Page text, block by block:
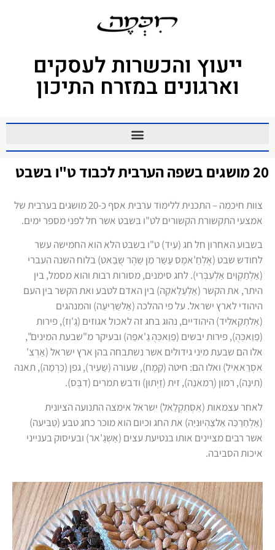
ייעוץ והכשרות לעסקים
וארגונים במזרח התיכון
20 מושגים בשפה הערבית לכבוד ט"ו בשבט
צוות חיכמה – התכנית ללימוד ערבית אסף כ-20 מושגים בערבית של
אמצעי התקשורת הקשורים לט"ו בשבט אשר חל לפני מספר ימים.
בשבוע האחרון חל חג (עִיד) ט"ו בשבט הלא הוא החמישה עשר
לחודש שבט (אֶלְחַ'אמֶס עַשַר מִן שַהֶר שֻבַאט) בלוח השנה העברי
(אַלְתַקְוִים אַלְעִבְּרִי). לחג סימנים, מסורות רבות והוא מסמל, בין
היתר, את הקשר (אַלְעַלַאקַה) בין האדם לטבע ואת הקשר בין העם
היהודי לארץ ישראל. על פי ההלכה (אַלשַרִיעַה) והמנהגים
(אַלתַקַאלִיד) היהודיים, נהוג בחג זה לאכול אגוזים (גַ'וְז), פירות
(פַוַאכִּהֻ), פירות יבשים (פַוַאכִּהֻ גַ'אפַה) ובעיקר מ"שבעת המינים",
אלו הם שבעת מיני גידולים אשר נשתבחה בהן ארץ ישראל (אַרְצ'
אִסְרַאאִיל) ואלו הם: חיטה (קַמֶח), שעורה (שַעִיר), גפן (כַּרְמַה), תאנה
(תִינַה), רמון (רֻמאנַה), זית (זַיְתוּן) ודבש תמרים (דִבֶּס).
לאחר עצמאות (אִסְתִקְלַאל) ישראל אימצה התנועה הציונית
(אַלְחַרַכַּה אַלצַהְיוּנִיַה) את החג וכיום הוא מוכר כחג טבע (טַבִּיעה)
אשר רבים מציינים אותו בנטיעת עצים (אַשְגַ'אר) ובעיסוק בענייני
איכות הסביבה.